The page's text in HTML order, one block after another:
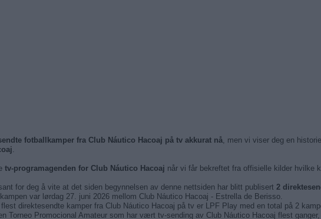
fotballkamper fra Club Náutico Hacoaj på tv akkurat nå, men vi viser deg en
.
tv-programagenden for Club Náutico Hacoaj når vi får bekreftet fra offisielle kilder hvilke
for deg å vite at det siden begynnelsen av denne nettsiden har blitt publisert 2
var lørdag 27. juni 2026 mellom Club Náutico Hacoaj - Estrella de Berisso.
direktesendte kamper fra Club Náutico Hacoaj på tv er LPF Play med en total på 2
Torneo Promocional Amateur som har vært tv-sending av Club Náutico Hacoaj flest